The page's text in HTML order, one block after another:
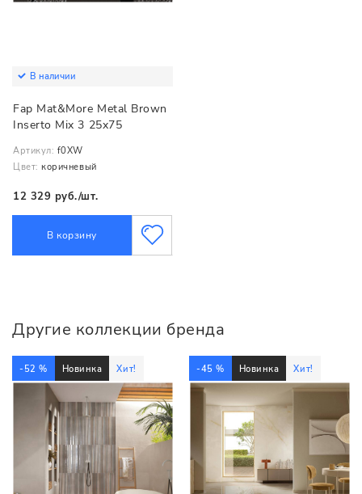
В наличии
Fap Mat&More Metal Brown
Inserto Mix 3 25x75
Артикул: f0XW
Цвет: коричневый
12 329 руб./шт.
В корзину
Другие коллекции бренда
-52 % Новинка Хит! -45 % Новинка Хит!